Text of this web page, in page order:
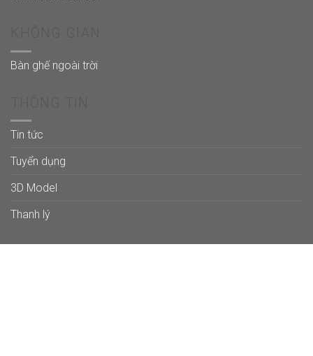
Bàn ghế ngoài trời
Tin tức
Tuyển dụng
3D Model
Thanh lý